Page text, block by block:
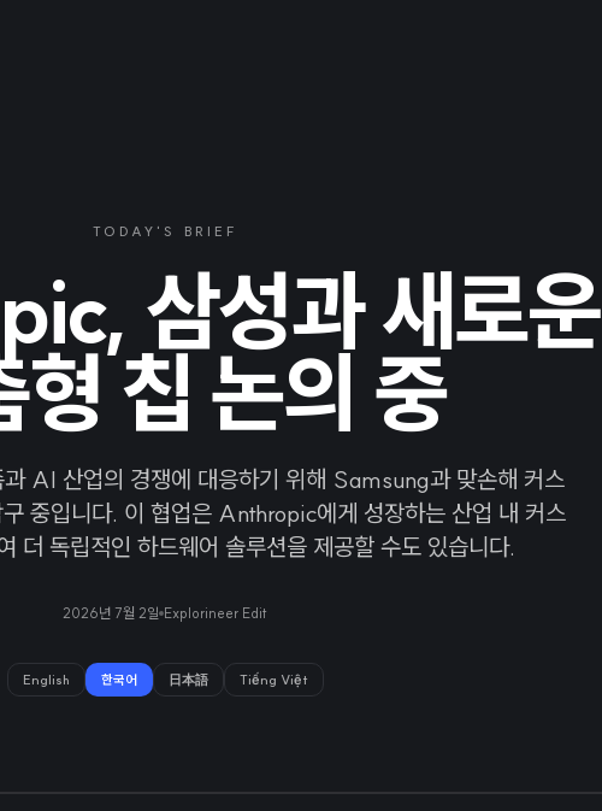
TODAY'S BRIEF
삼성과 새로운
형 칩 논의 중
AI 산업의 경쟁에 대응하기 위해 Samsung과 맞손해 커스
중입니다. 이 협업은 Anthropic에게 성장하는 산업 내 커스
더 독립적인 하드웨어 솔루션을 제공할 수도 있습니다.
2026년 7월 2일 Explorineer Edit
English 한국어 日本語 Tiếng Việt